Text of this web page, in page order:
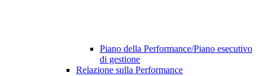
Piano della Performance/Piano esecutivo
di gestione
Relazione sulla Performance